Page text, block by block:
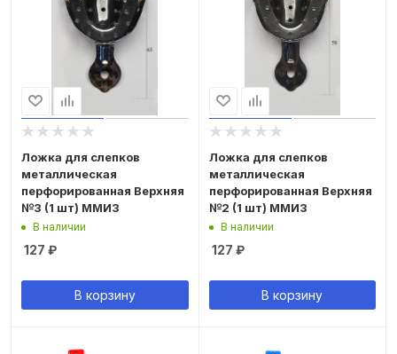
Ложка для слепков
металлическая
перфорированная Верхняя
№3 (1 шт) ММИЗ
В наличии
127 ₽
В корзину
Ложка для слепков
металлическая
перфорированная Верхняя
№2 (1 шт) ММИЗ
В наличии
127 ₽
В корзину